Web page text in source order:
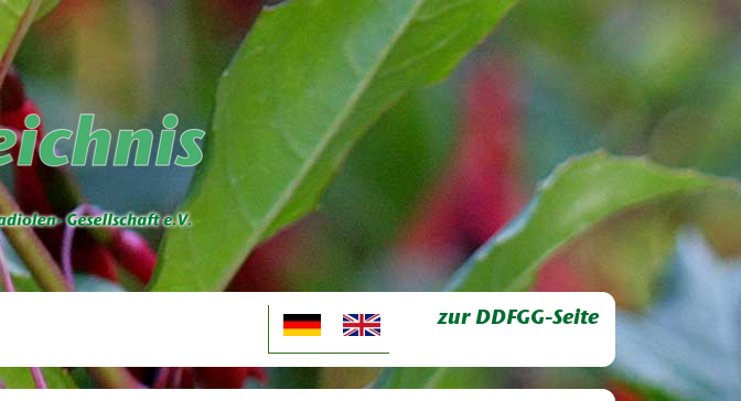
zur DDFGG-Seite